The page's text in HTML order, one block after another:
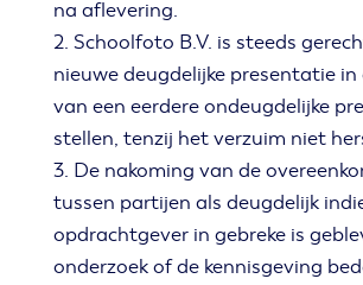
na aflevering.
2. Schoolfoto B.V. is steeds
nieuwe deugdelijke presentatie
van een eerdere ondeugdelijke
stellen, tenzij het verzuim niet
3. De nakoming van de
tussen partijen als deugdelijk
opdrachtgever in gebreke is
onderzoek of de kennisgeving